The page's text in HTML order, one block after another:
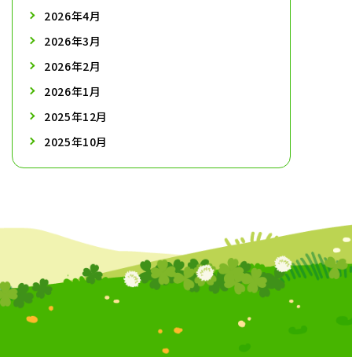
2026年4月
2026年3月
2026年2月
2026年1月
2025年12月
2025年10月